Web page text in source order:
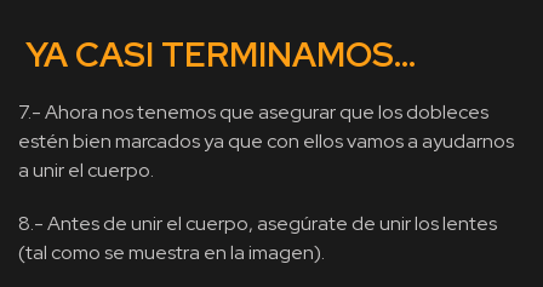
YA CASI TERMINAMOS…
7.- Ahora nos tenemos que asegurar que los dobleces
estén bien marcados ya que con ellos vamos a ayudarnos
a unir el cuerpo.
8.- Antes de unir el cuerpo, asegúrate de unir los lentes
(tal como se muestra en la imagen).